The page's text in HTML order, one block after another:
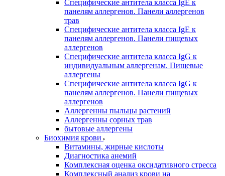
Специфические антитела класса IgE к
панелям аллергенов. Панели аллергенов
трав
Специфические антитела класса IgE к
панелям аллергенов. Панели пищевых
аллергенов
Специфические антитела класса IgG к
индивидуальным аллергенам. Пищевые
аллергены
Специфические антитела класса IgG к
панелям аллергенов. Панели пищевых
аллергенов
Аллергенны пыльцы растений
Аллергенны сорных трав
бытовые аллергены
Биохимия крови
Витамины, жирные кислоты
Диагностика анемий
Комплексная оценка оксидативного стресса
Комплексный анализ крови на